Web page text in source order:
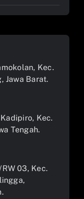
Kec.
Jawa Barat.
Kec.
Tengah.
03, Kec.